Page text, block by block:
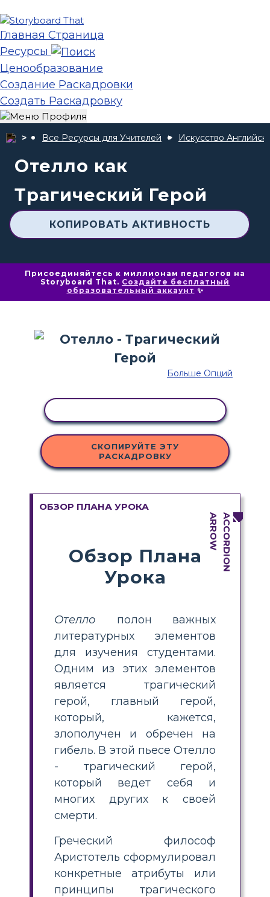
Главная Страница
Ресурсы
Ценообразование
Создание Раскадровки
Создать Раскадровку
Все Ресурсы для Учителей Искусство
Отелло как
Трагический Герой
КОПИРОВАТЬ АКТИВНОСТЬ
Присоединяйтесь к миллионам педагогов на
Storyboard That. Создайте бесплатный
образовательный аккаунт ✨
Больше Опций
СКОПИРУЙТЕ ЭТУ
РАСКАДРОВКУ
ОБЗОР ПЛАНА УРОКА
Обзор Плана
Урока
Отелло полон важных
литературных элементов
для изучения студентами.
Одним из этих элементов
является трагический
герой, главный герой,
который, кажется,
злополучен и обречен на
гибель. В этой пьесе Отелло
- трагический герой,
который ведет себя и
многих других к своей
смерти.
Греческий философ
Аристотель сформулировал
конкретные атрибуты или
принципы трагического